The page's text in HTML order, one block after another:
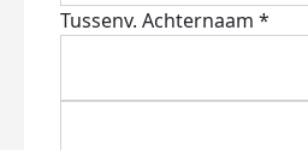
Tussenv. Achternaam *